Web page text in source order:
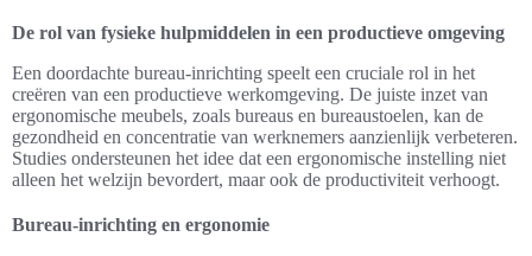
De rol van fysieke hulpmiddelen in een productieve omgeving
Een doordachte bureau-inrichting speelt een cruciale rol in het
creëren van een productieve werkomgeving. De juiste inzet van
ergonomische meubels, zoals bureaus en bureaustoelen, kan de
gezondheid en concentratie van werknemers aanzienlijk verbeteren.
Studies ondersteunen het idee dat een ergonomische instelling niet
alleen het welzijn bevordert, maar ook de productiviteit verhoogt.
Bureau-inrichting en ergonomie